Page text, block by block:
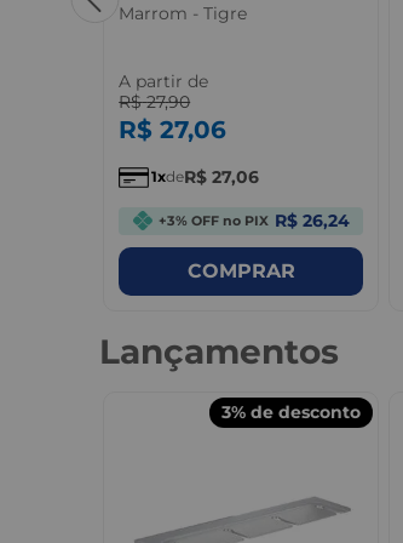
Marrom - Tigre
A partir de
R$ 27,90
R$ 27,06
1 deR$ 27,06
+3% OFF no PIX R$ 26,24
COMPRAR
Lançamentos
3% de desconto